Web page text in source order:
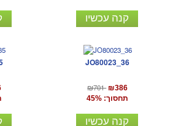
קנה עכשיו
JO80023_36
₪701 ₪386
תחסוך: 45%
קנה עכשיו